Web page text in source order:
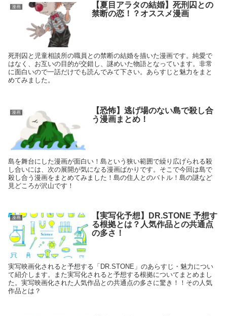
漫画
【夏目アラタの結婚】死刑囚との
禁断の恋！？オススメ漫画
死刑囚と児童相談所の職員との禁断の結婚を描いた漫画です。純愛で
はなく、お互いの目的が交錯し、謎めいた物語となっています。非常
に面白いので一話だけでも読んでみて下さい。あらすじと魅力をまと
めてみました。
漫画
【恐怖】逃げ場のない島で殺し合
う漫画まとめ！
島を舞台にした漫画が面白い！島という狭い範囲で繰り広げられる殺
し合いには、次の展開が気になる漫画ばかりです。そこで今回は島で
殺し合う漫画をまとめてみました！島の住人とのバトル！島の謎など
見どころが沢山です！
漫画
【実写化予想】DR.STONE 予想す
る根拠とは？人気作品との共通点
の多さ！
実写映画化されると予想する「DR.STONE」のあらすじ・魅力につい
て紹介します。また実写化されると予想する根拠についてまとめまし
た。実写映画化された人気作品との共通点の多さに驚き！！その人気
作品とは？